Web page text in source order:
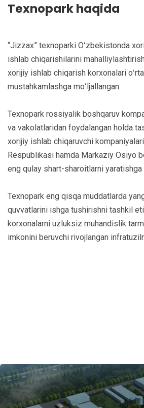
Texnopark haqida
“Jizzax” texnoparki Oʻzbekistonda
ishlab chiqarishilarini
xorijiy ishlab chiqarish korxonalari
mustahkamlashga moʻljallangan.
Texnopark rossiyalik boshqaruv
va vakolatlaridan foydalangan holda
xorijiy ishlab chiqaruvchi
Respublikasi hamda Markaziy Osiyo
eng qulay shart-sharoitlarni yaratishga
Texnopark eng qisqa muddatlarda
quvvatlarini ishga tushirishni tashkil
korxonalarni uzluksiz muhandislik
imkonini beruvchi rivojlangan